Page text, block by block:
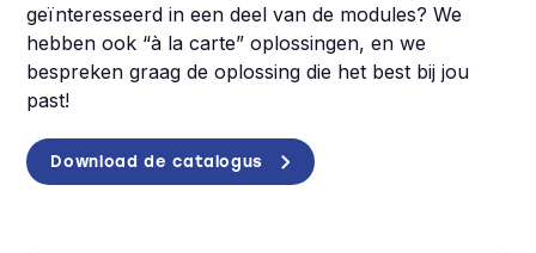
geïnteresseerd in een deel van de modules? We
hebben ook “à la carte” oplossingen, en we
bespreken graag de oplossing die het best bij jou
past!
Download de catalogus